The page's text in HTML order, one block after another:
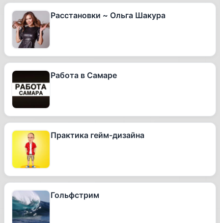
Расстановки ~ Ольга Шакура
Работа в Самаре
Практика гейм-дизайна
Гольфстрим